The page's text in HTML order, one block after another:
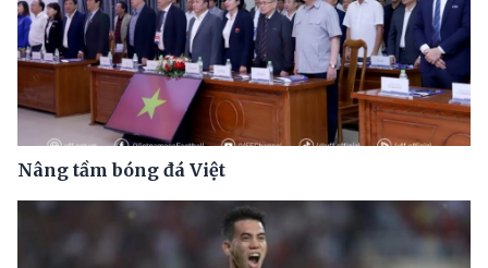
Nâng tầm bóng đá Việt